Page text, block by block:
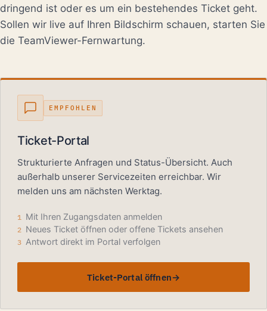
dringend ist oder es um ein bestehendes Ticket geht.
Sollen wir live auf Ihren Bildschirm schauen, starten Sie
die TeamViewer-Fernwartung.
EMPFOHLEN
Ticket-Portal
Strukturierte Anfragen und Status-Übersicht. Auch
außerhalb unserer Servicezeiten erreichbar. Wir
melden uns am nächsten Werktag.
1 Mit Ihren Zugangsdaten anmelden
2 Neues Ticket öffnen oder offene Tickets ansehen
3 Antwort direkt im Portal verfolgen
Ticket-Portal öffnen